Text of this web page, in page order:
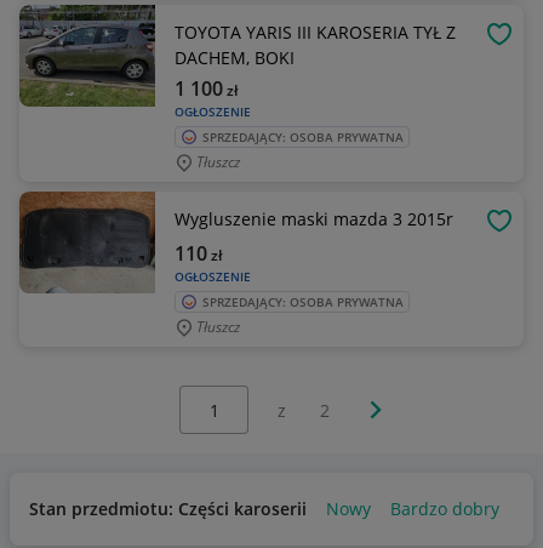
TOYOTA YARIS III KAROSERIA TYŁ Z
DACHEM, BOKI
OGŁOSZENIE
1 100zł
SPRZEDAJĄCY: OSOBA PRYWATNA
Tłuszcz
Wygluszenie maski mazda 3 2015r
OGŁOSZENIE
110zł
SPRZEDAJĄCY: OSOBA PRYWATNA
Tłuszcz
z 2 Następna strona
Stan przedmiotu: Części karoserii Nowy Bardzo dobry